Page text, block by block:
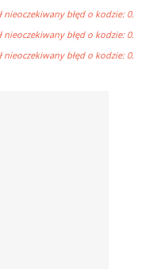
błęd o kodzie: 0.
błęd o kodzie: 0.
błęd o kodzie: 0.